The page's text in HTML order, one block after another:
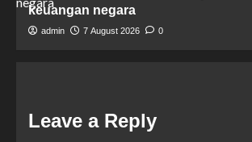
keuangan negara
admin 7 August 2026 0
Leave a Reply